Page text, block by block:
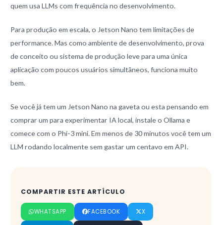
quem usa LLMs com frequência no desenvolvimento.
Para produção em escala, o Jetson Nano tem limitações de
performance. Mas como ambiente de desenvolvimento, prova
de conceito ou sistema de produção leve para uma única
aplicação com poucos usuários simultâneos, funciona muito
bem.
Se você já tem um Jetson Nano na gaveta ou esta pensando em
comprar um para experimentar IA local, instale o Ollama e
comece com o Phi-3 mini. Em menos de 30 minutos você tem um
LLM rodando localmente sem gastar um centavo em API.
COMPARTIR ESTE ARTÍCULO
WHATSAPP FACEBOOK X